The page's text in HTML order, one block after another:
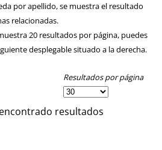
por apellido, se muestra el resultado
relacionadas.
20 resultados por página, puedes
desplegable situado a la derecha.
Resultados por página
resultados